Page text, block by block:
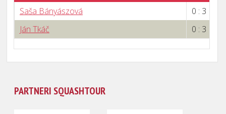
Saša Bányászová
0 : 3
Ján Tkáč
0 : 3
PARTNERI SQUASHTOUR